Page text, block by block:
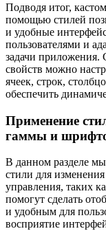
Подводя итог,
помощью стилей
и удобные
пользователями и
задачи
свойств можно
ячеек, строк,
обеспечить
Применение
гаммы и
В данном разделе
стили для
управления, таких
помогут сделать
и удобным для
восприятие